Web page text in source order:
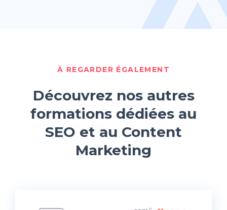
À REGARDER ÉGALEMENT
Découvrez nos autres
formations dédiées au
SEO et au Content
Marketing